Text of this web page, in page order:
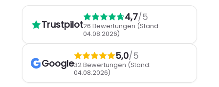
Trustpilot
4,7/5
26 Bewertungen (Stand:
04.08.2026)
Google
5,0/5
32 Bewertungen (Stand:
04.08.2026)